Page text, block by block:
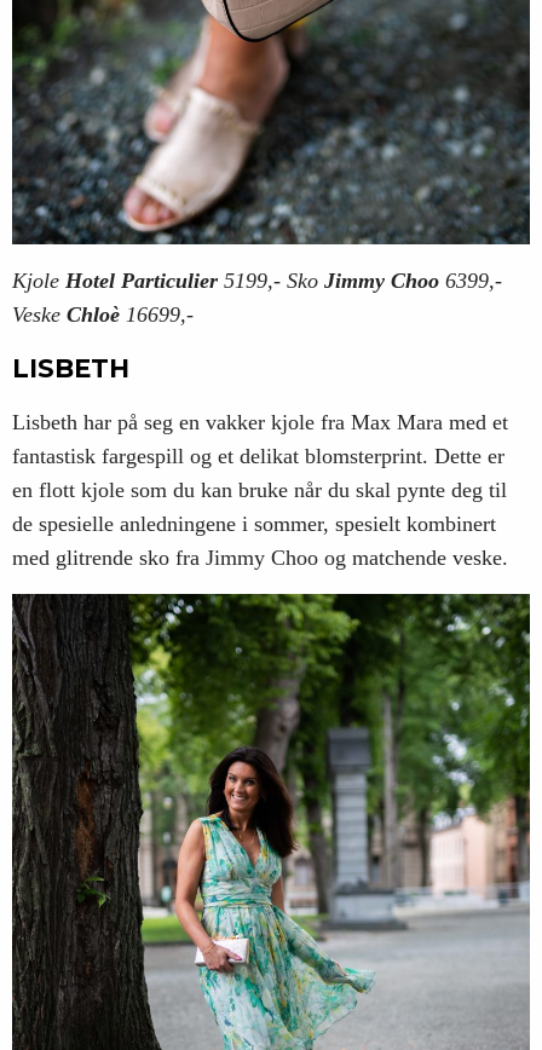
Kjole Hotel Particulier 5199,- Sko Jimmy Choo 6399,-
Veske Chloè 16699,-
LISBETH
Lisbeth har på seg en vakker kjole fra Max Mara med et
fantastisk fargespill og et delikat blomsterprint. Dette er
en flott kjole som du kan bruke når du skal pynte deg til
de spesielle anledningene i sommer, spesielt kombinert
med glitrende sko fra Jimmy Choo og matchende veske.